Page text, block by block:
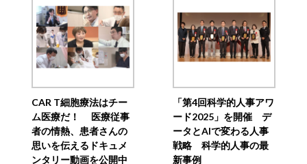
CAR T細胞療法はチー
ム医療だ！ 医療従事
者の情熱、患者さんの
思いを伝えるドキュメ
ンタリー動画を公開中
「第4回科学的人事アワ
ード2025」を開催 デ
ータとAIで変わる人事
戦略 科学的人事の最
新事例